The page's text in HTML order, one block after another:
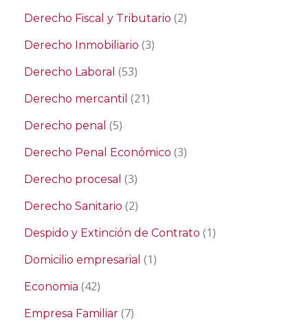
Derecho Fiscal y Tributario (2)
Derecho Inmobiliario (3)
Derecho Laboral (53)
Derecho mercantil (21)
Derecho penal (5)
Derecho Penal Económico (3)
Derecho procesal (3)
Derecho Sanitario (2)
Despido y Extinción de Contrato (1)
Domicilio empresarial (1)
Economia (42)
Empresa Familiar (7)